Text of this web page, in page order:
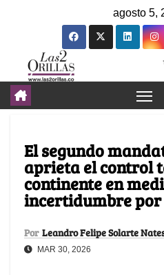
agosto 5,
El segundo
aprieta el control
continente en
incertidumbre por
Por Leandro Felipe Solarte
MAR 30, 2026